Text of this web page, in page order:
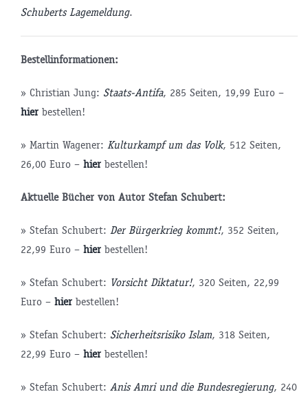
Schuberts Lagemeldung.
Bestellinformationen:
» Christian Jung: Staats-Antifa, 285 Seiten, 19,99 Euro –
hierbestellen!
» Martin Wagener: Kulturkampf um das Volk, 512 Seiten,
26,00 Euro – hierbestellen!
Aktuelle Bücher von Autor Stefan Schubert:
» Stefan Schubert: Der Bürgerkrieg kommt!, 352 Seiten,
22,99 Euro – hierbestellen!
» Stefan Schubert: Vorsicht Diktatur!, 320 Seiten, 22,99
Euro – hierbestellen!
» Stefan Schubert: Sicherheitsrisiko Islam, 318 Seiten,
22,99 Euro – hierbestellen!
» Stefan Schubert: Anis Amri und die Bundesregierung, 240